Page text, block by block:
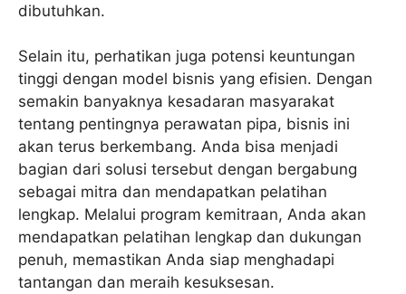
dibutuhkan.
Selain itu, perhatikan juga potensi keuntungan
tinggi dengan model bisnis yang efisien. Dengan
semakin banyaknya kesadaran masyarakat
tentang pentingnya perawatan pipa, bisnis ini
akan terus berkembang. Anda bisa menjadi
bagian dari solusi tersebut dengan bergabung
sebagai mitra dan mendapatkan pelatihan
lengkap. Melalui program kemitraan, Anda akan
mendapatkan pelatihan lengkap dan dukungan
penuh, memastikan Anda siap menghadapi
tantangan dan meraih kesuksesan.